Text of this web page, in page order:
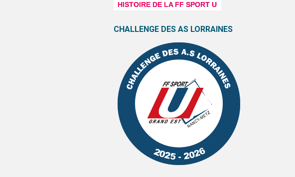
HISTOIRE DE LA FF SPORT U
CHALLENGE DES AS LORRAINES